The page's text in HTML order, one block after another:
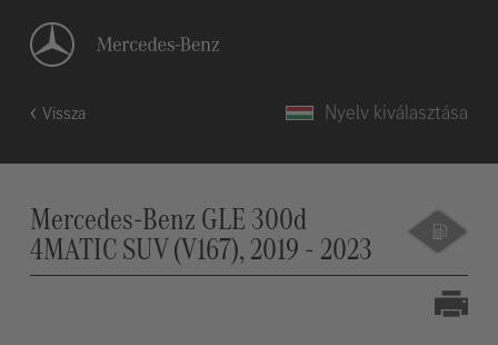
Vissza Nyelv kiválasztása
Mercedes-Benz GLE 300d
4MATIC SUV (V167), 2019 - 2023